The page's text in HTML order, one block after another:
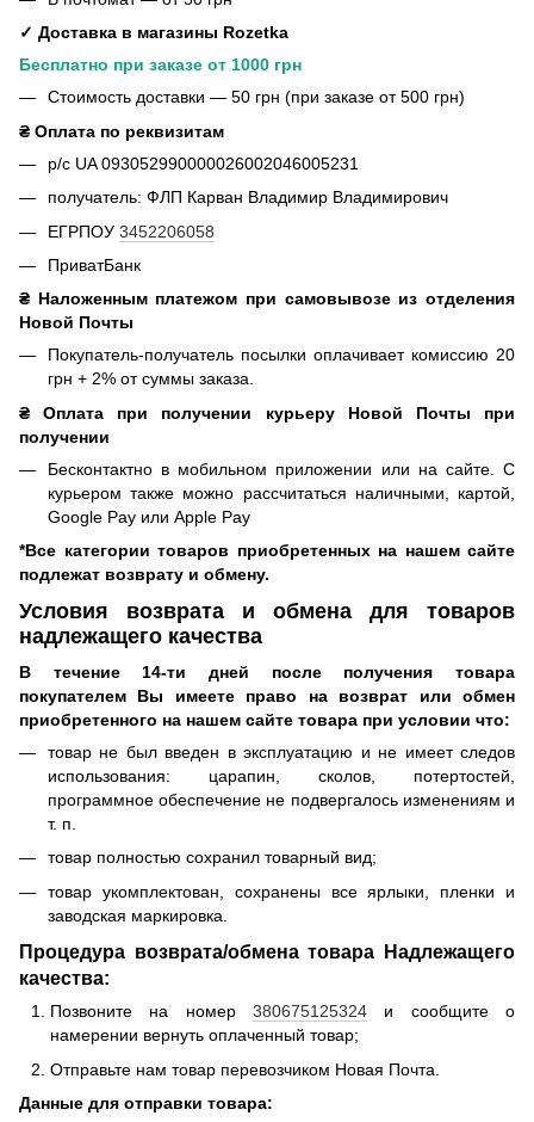
✓ Доставка в магазины Rozetka
Бесплатно при заказе от 1000 грн
Стоимость доставки — 50 грн (при заказе от 500 грн)
₴ Оплата по реквизитам
р/с UA 093052990000026002046005231
получатель: ФЛП Карван Владимир Владимирович
ЕГРПОУ 3452206058
ПриватБанк
₴ Наложенным платежом при самовывозе из отделения
Новой Почты
Покупатель-получатель посылки оплачивает комиссию 20
грн + 2% от суммы заказа.
₴ Оплата при получении курьеру Новой Почты при
получении
Бесконтактно в мобильном приложении или на сайте. С
курьером также можно рассчитаться наличными, картой,
Google Pay или Apple Pay
*Все категории товаров приобретенных на нашем сайте
подлежат возврату и обмену.
Условия возврата и обмена для товаров
надлежащего качества
В течение 14-ти дней после получения товара
покупателем Вы имеете право на возврат или обмен
приобретенного на нашем сайте товара при условии что:
товар не был введен в эксплуатацию и не имеет следов
использования: царапин, сколов, потертостей,
программное обеспечение не подвергалось изменениям и
т. п.
товар полностью сохранил товарный вид;
товар укомплектован, сохранены все ярлыки, пленки и
заводская маркировка.
Процедура возврата/обмена товара Надлежащего
качества:
Позвоните на номер 380675125324 и сообщите о
намерении вернуть оплаченный товар;
Отправьте нам товар перевозчиком Новая Почта.
Данные для отправки товара: